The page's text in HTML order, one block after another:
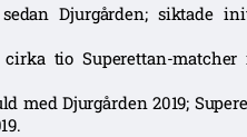
Djurgården; siktade
tio Superettan-
med Djurgården 2019;